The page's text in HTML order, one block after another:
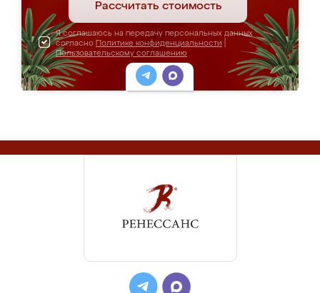
Рассчитать стоимость
Я соглашаюсь на передачу персональных данных
согласно Политике конфиденциальности
Пользовательскому соглашению